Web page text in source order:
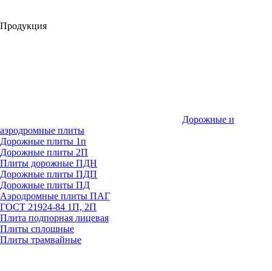
Продукция
Дорожные и
аэродромные плиты
Дорожные плиты 1п
Дорожные плиты 2П
Плиты дорожные ПДН
Дорожные плиты ПДП
Дорожные плиты ПД
Аэродромные плиты ПАГ
ГОСТ 21924-84 1П, 2П
Плита подпорная лицевая
Плиты сплошные
Плиты трамвайные